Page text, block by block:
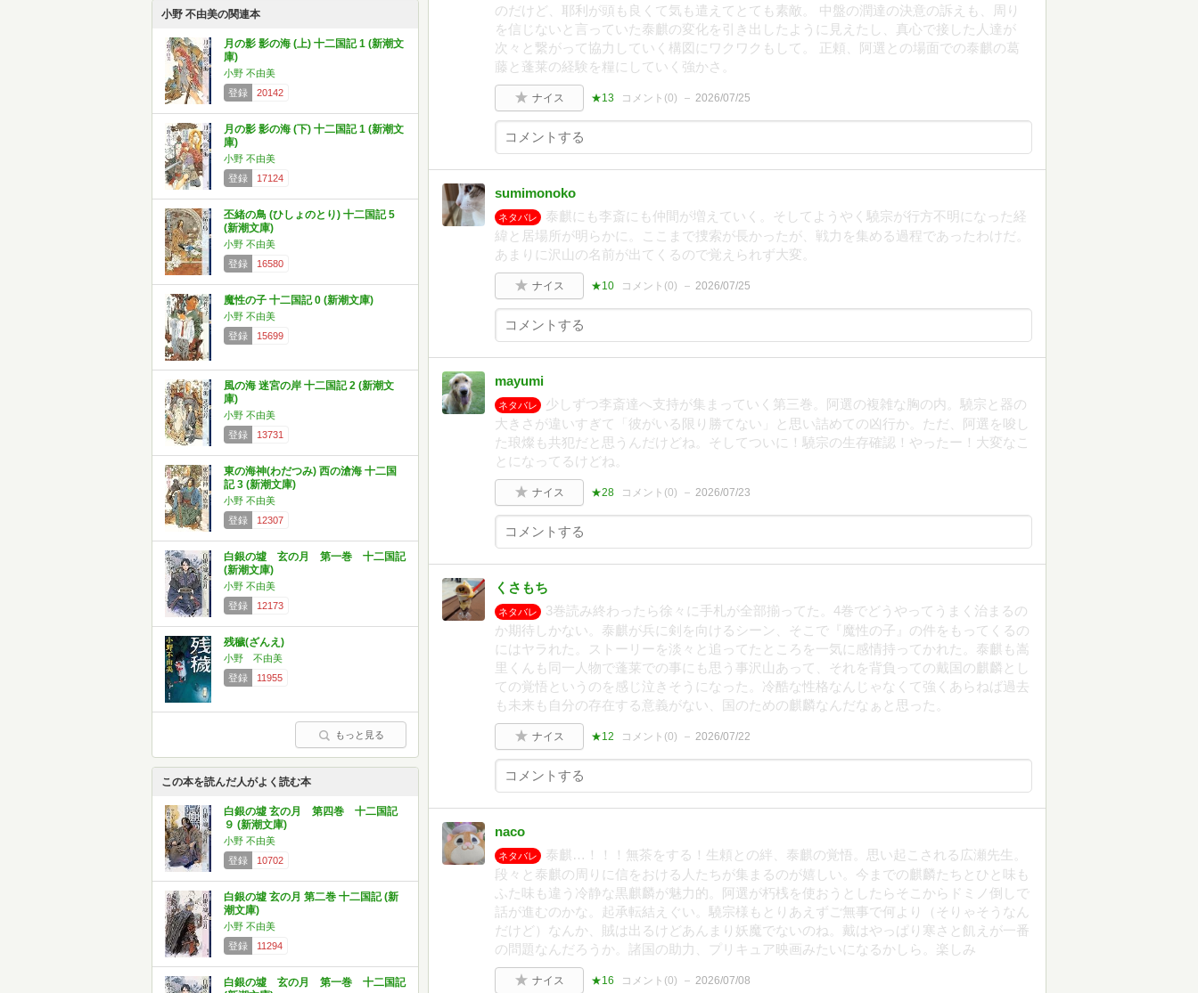
小野 不由美の関連本
月の影 影の海 (上) 十二国記 1 (新潮文
庫)
小野 不由美
登録
20142
月の影 影の海 (下) 十二国記 1 (新潮文
庫)
小野 不由美
登録
17124
丕緒の鳥 (ひしょのとり) 十二国記 5
(新潮文庫)
小野 不由美
登録
16580
魔性の子 十二国記 0 (新潮文庫)
小野 不由美
登録
15699
風の海 迷宮の岸 十二国記 2 (新潮文
庫)
小野 不由美
登録
13731
東の海神(わだつみ) 西の滄海 十二国
記 3 (新潮文庫)
小野 不由美
登録
12307
白銀の墟 玄の月 第一巻 十二国記
(新潮文庫)
小野 不由美
登録
12173
残穢(ざんえ)
小野 不由美
登録
11955
もっと見る
この本を読んだ人がよく読む本
白銀の墟 玄の月 第四巻 十二国記
９ (新潮文庫)
小野 不由美
登録
10702
白銀の墟 玄の月 第二巻 十二国記 (新
潮文庫)
小野 不由美
登録
11294
白銀の墟 玄の月 第一巻 十二国記
のだけど、耶利が頭も良くて気も遣えてとても素敵。 中盤の潤達の決意の訴えも、周り
を信じないと言っていた泰麒の変化を引き出したように見えたし、真心で接した人達が
次々と繋がって協力していく構図にワクワクもして。 正頼、阿選との場面での泰麒の葛
藤と蓬莱の経験を糧にしていく強かさ。
ナイス ★13 コメント(0) 2026/07/25
sumimonoko
ネタバレ
泰麒にも李斎にも仲間が増えていく。そしてようやく驍宗が行方不明になった経
緯と居場所が明らかに。ここまで捜索が長かったが、戦力を集める過程であったわけだ。
あまりに沢山の名前が出てくるので覚えられず大変。
ナイス ★10 コメント(0) 2026/07/25
mayumi
ネタバレ
少しずつ李斎達へ支持が集まっていく第三巻。阿選の複雑な胸の内。驍宗と器の
大きさが違いすぎて「彼がいる限り勝てない」と思い詰めての凶行か。ただ、阿選を唆し
た琅燦も共犯だと思うんだけどね。そしてついに！驍宗の生存確認！やったー！大変なこ
とになってるけどね。
ナイス ★28 コメント(0) 2026/07/23
くさもち
ネタバレ
3巻読み終わったら徐々に手札が全部揃ってた。4巻でどうやってうまく治まるの
か期待しかない。泰麒が兵に剣を向けるシーン、そこで『魔性の子』の件をもってくるの
にはヤラれた。ストーリーを淡々と追ってたところを一気に感情持ってかれた。泰麒も嵩
里くんも同一人物で蓬莱での事にも思う事沢山あって、それを背負っての戴国の麒麟とし
ての覚悟というのを感じ泣きそうになった。冷酷な性格なんじゃなくて強くあらねば過去
も未来も自分の存在する意義がない、国のための麒麟なんだなぁと思った。
ナイス ★12 コメント(0) 2026/07/22
naco
ネタバレ
泰麒…！！！無茶をする！生頼との絆、泰麒の覚悟。思い起こされる広瀬先生。
段々と泰麒の周りに信をおける人たちが集まるのが嬉しい。今までの麒麟たちとひと味も
ふた味も違う冷静な黒麒麟が魅力的。阿選が朽桟を使おうとしたらそこからドミノ倒しで
話が進むのかな。起承転結えぐい。驍宗様もとりあえずご無事で何より（そりゃそうなん
だけど）なんか、賊は出るけどあんまり妖魔でないのね。戴はやっぱり寒さと飢えが一番
の問題なんだろうか。諸国の助力、プリキュア映画みたいになるかしら。楽しみ
ナイス ★16 コメント(0) 2026/07/08